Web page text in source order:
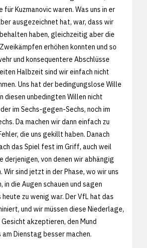
Kuzmanovic waren. Was uns in er
ausgezeichnet hat, war, dass wir
haben, gleichzeitig aber die
erhöhen konnten und so
und konsequentere Abschlüsse
Halbzeit sind wir einfach nicht
Uns hat der bedingungslose Wille
diesen unbedingten Willen nicht
im Sechs-gegen-Sechs, noch im
Da machen wir dann einfach zu
die uns gekillt haben. Danach
das Spiel fest im Griff, auch weil
derjenigen, von denen wir abhängig
Wir sind jetzt in der Phase, wo wir uns
in die Augen schauen und sagen
heute zu wenig war. Der VfL hat das
und wir müssen diese Niederlage,
akzeptieren, den Mund
am Dienstag besser machen.